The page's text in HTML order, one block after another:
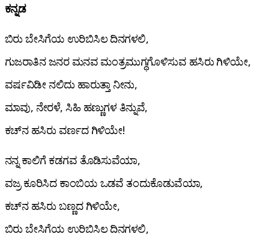
ಕನ್ನಡ
ಬಿರು ಬೇಸಿಗೆಯ ಉರಿಬಿಸಿಲ ದಿನಗಳಲಿ,
ಗುಜರಾತಿನ ಜನರ ಮನವ ಮಂತ್ರಮುಗ್ಧಗೊಳಿಸುವ ಹಸಿರು ಗಿಳಿಯೇ,
ವರ್ಷವಿಡೀ ನಲಿದು ಹಾರುತ್ತಾ ನೀನು,
ಮಾವು, ನೇರಳೆ, ಸಿಹಿ ಹಣ್ಣುಗಳ ತಿನ್ನುವೆ,
ಕಚ್‌ನ ಹಸಿರು ವರ್ಣದ ಗಿಳಿಯೇ!
ನನ್ನ ಕಾಲಿಗೆ ಕಡಗವ ತೊಡಿಸುವೆಯಾ,
ವಜ್ರ ಕೂರಿಸಿದ ಕಾಂಬಿಯ ಒಡವೆ ತಂದುಕೊಡುವೆಯಾ,
ಕಚ್‌ನ ಹಸಿರು ಬಣ್ಣದ ಗಿಳಿಯೇ,
ಬಿರು ಬೇಸಿಗೆಯ ಉರಿಬಿಸಿಲ ದಿನಗಳಲಿ,